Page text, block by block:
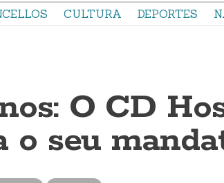
CULTURA DEPORTES
O CD
o seu